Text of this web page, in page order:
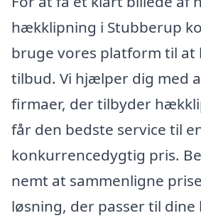
hækklipning i Stubberup
bruge vores platform til at
tilbud. Vi hjælper dig med
firmaer, der tilbyder
får den bedste service til
konkurrencedygtig pris.
nemt at sammenligne
løsning, der passer til dine